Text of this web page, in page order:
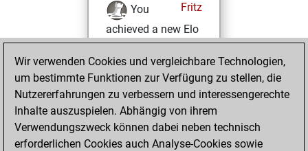
Fritz
You
achieved a new Elo
of 1580
Montag,
September 1, 2025
You won
against Fritz
Fritz
Wir verwenden Cookies und vergleichbare Technologien,
um bestimmte Funktionen zur Verfügung zu stellen, die
Nutzererfahrungen zu verbessern und interessengerechte
Inhalte auszuspielen. Abhängig von ihrem
Verwendungszweck können dabei neben technisch
erforderlichen Cookies auch Analyse-Cookies sowie